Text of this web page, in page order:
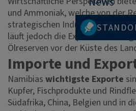
und Ammoniak, welche von der
strategischen Industrie erklärt
läuft jedoch die Exploration von
Ölreserven vor der Küste des
Importe und
Namibias wichtigste Exporte
Kupfer, Fischprodukte und
Südafrika, China, Belgien und in